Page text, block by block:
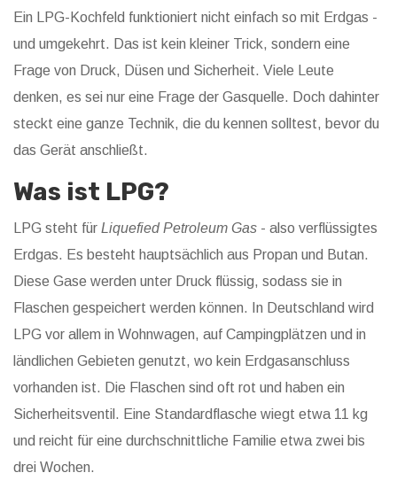
Ein LPG-Kochfeld funktioniert nicht einfach so mit Erdgas -
und umgekehrt. Das ist kein kleiner Trick, sondern eine
Frage von Druck, Düsen und Sicherheit. Viele Leute
denken, es sei nur eine Frage der Gasquelle. Doch dahinter
steckt eine ganze Technik, die du kennen solltest, bevor du
das Gerät anschließt.
Was ist LPG?
LPG steht für Liquefied Petroleum Gas - also verflüssigtes
Erdgas. Es besteht hauptsächlich aus Propan und Butan.
Diese Gase werden unter Druck flüssig, sodass sie in
Flaschen gespeichert werden können. In Deutschland wird
LPG vor allem in Wohnwagen, auf Campingplätzen und in
ländlichen Gebieten genutzt, wo kein Erdgasanschluss
vorhanden ist. Die Flaschen sind oft rot und haben ein
Sicherheitsventil. Eine Standardflasche wiegt etwa 11 kg
und reicht für eine durchschnittliche Familie etwa zwei bis
drei Wochen.